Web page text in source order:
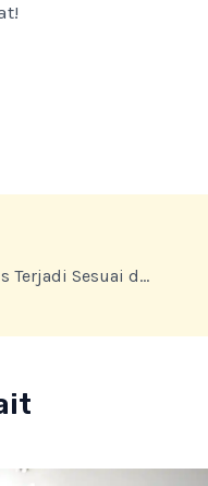
Semuanya Tidak Harus Terjadi Sesuai dengan Apa yang Kamu Mau |SajakLarikMakna